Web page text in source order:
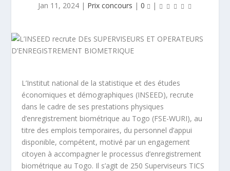
Jan 11, 2024| Prix concours | 0 |
L’Institut national de la statistique et des études
économiques et démographiques (INSEED), recrute
dans le cadre de ses prestations physiques
d’enregistrement biométrique au Togo (FSE-WURI), au
titre des emplois temporaires, du personnel d’appui
disponible, compétent, motivé par un engagement
citoyen à accompagner le processus d’enregistrement
biométrique au Togo. Il s’agit de 250 Superviseurs TICS